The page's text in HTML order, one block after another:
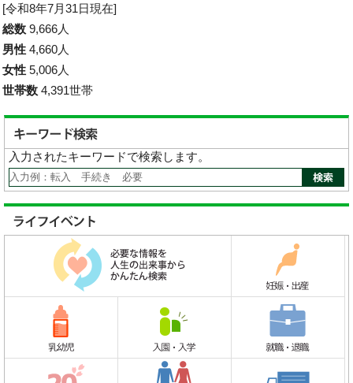
[令和8年7月31日現在]
総数 9,666人
男性 4,660人
女性 5,006人
世帯数 4,391世帯
入力されたキーワードで検索します。